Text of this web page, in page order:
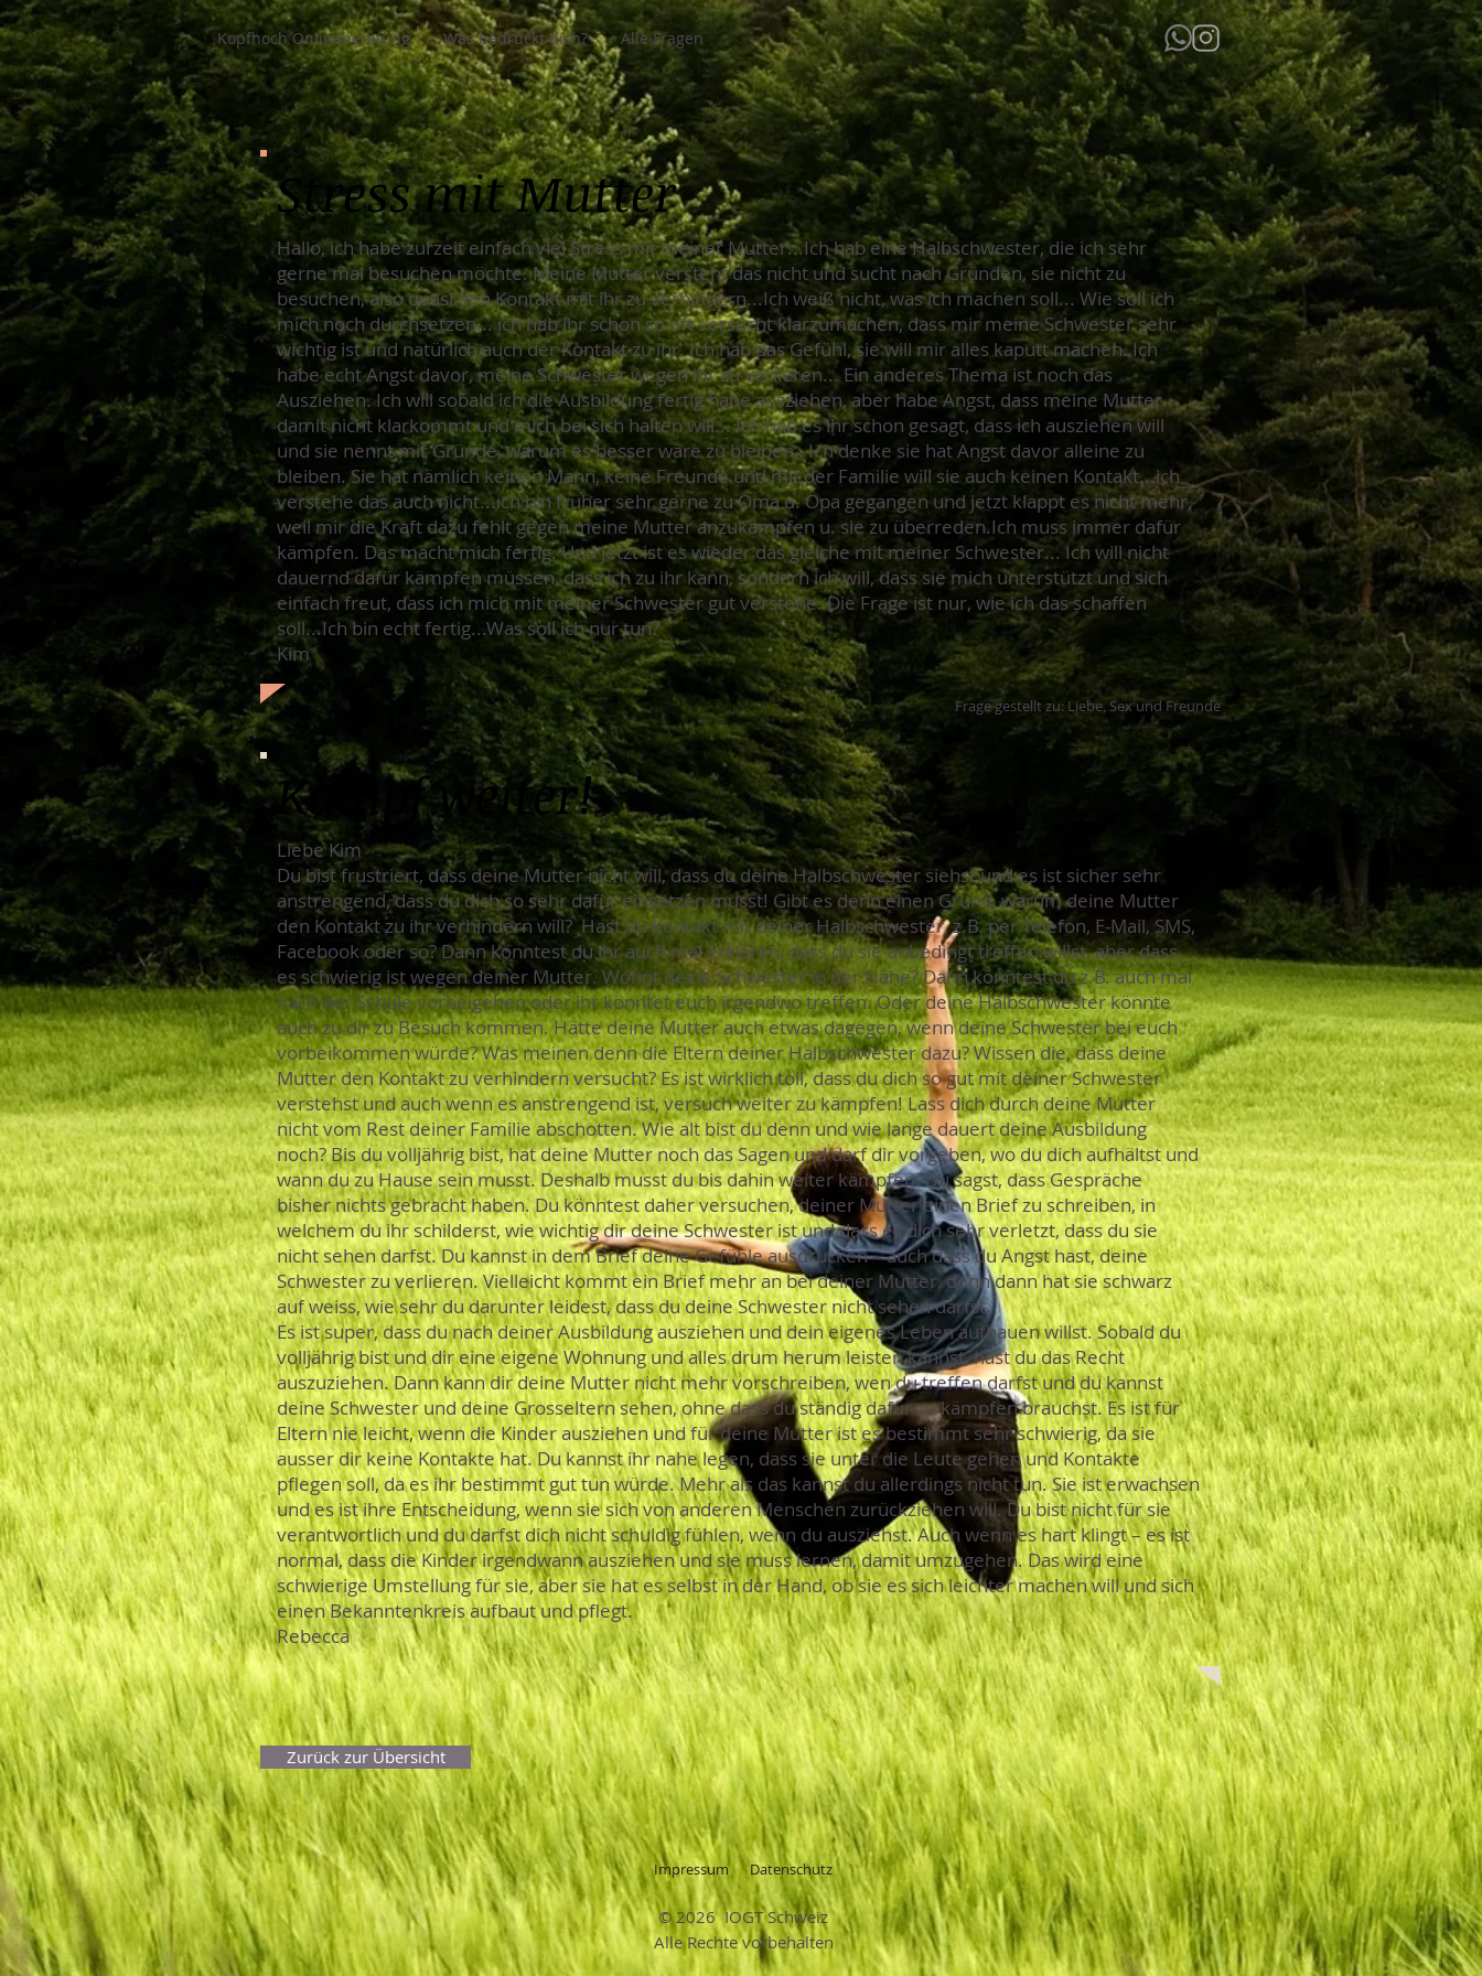
Kopfhoch Onlineberatung Was bedrückt dich? Alle Fragen
Stress mit Mutter
Hallo, ich habe zurzeit einfach viel Stress mit meiner Mutter...Ich hab eine Halbschwester, die ich sehr
gerne mal besuchen möchte. Meine Mutter versteht das nicht und sucht nach Gründen, sie nicht zu
besuchen, also quasi den Kontakt mit ihr zu verhindern...Ich weiß nicht, was ich machen soll... Wie soll ich
mich noch durchsetzen... ich hab ihr schon so oft versucht klarzumachen, dass mir meine Schwester sehr
wichtig ist und natürlich auch der Kontakt zu ihr. Ich hab das Gefühl, sie will mir alles kaputt machen. Ich
habe echt Angst davor, meine Schwester wegen ihr zu verlieren... Ein anderes Thema ist noch das
Ausziehen. Ich will sobald ich die Ausbildung fertig habe ausziehen, aber habe Angst, dass meine Mutter
damit nicht klarkommt und mich bei sich halten will... Ich hab es ihr schon gesagt, dass ich ausziehen will
und sie nennt mir Gründe, warum es besser wäre zu bleiben . Ich denke sie hat Angst davor alleine zu
bleiben. Sie hat nämlich keinen Mann, keine Freunde und mit der Familie will sie auch keinen Kontakt...ich
verstehe das auch nicht...ich bin früher sehr gerne zu Oma u. Opa gegangen und jetzt klappt es nicht mehr,
weil mir die Kraft dazu fehlt gegen meine Mutter anzukämpfen u. sie zu überreden.Ich muss immer dafür
kämpfen. Das macht mich fertig. Und jetzt ist es wieder das gleiche mit meiner Schwester... Ich will nicht
dauernd dafür kämpfen müssen, dass ich zu ihr kann, sondern ich will, dass sie mich unterstützt und sich
einfach freut, dass ich mich mit meiner Schwester gut verstehe. Die Frage ist nur, wie ich das schaffen
soll...Ich bin echt fertig...Was soll ich nur tun?
Kim
Frage gestellt zu: Liebe, Sex und Freunde
Kämpf weiter!
Liebe Kim
Du bist frustriert, dass deine Mutter nicht will, dass du deine Halbschwester siehst und es ist sicher sehr
anstrengend, dass du dich so sehr dafür einsetzen musst! Gibt es denn einen Grund, warum deine Mutter
den Kontakt zu ihr verhindern will? Hast du Kontakt mit deiner Halbschwester, z.B. per Telefon, E-Mail, SMS,
Facebook oder so? Dann könntest du ihr auch mal erklären, dass du sie unbedingt treffen willst, aber dass
es schwierig ist wegen deiner Mutter. Wohnt deine Schwester in der Nähe? Dann könntest du z.B. auch mal
nach der Schule vorbeigehen oder ihr könntet euch irgendwo treffen. Oder deine Halbschwester könnte
auch zu dir zu Besuch kommen. Hätte deine Mutter auch etwas dagegen, wenn deine Schwester bei euch
vorbeikommen würde? Was meinen denn die Eltern deiner Halbschwester dazu? Wissen die, dass deine
Mutter den Kontakt zu verhindern versucht? Es ist wirklich toll, dass du dich so gut mit deiner Schwester
verstehst und auch wenn es anstrengend ist, versuch weiter zu kämpfen! Lass dich durch deine Mutter
nicht vom Rest deiner Familie abschotten. Wie alt bist du denn und wie lange dauert deine Ausbildung
noch? Bis du volljährig bist, hat deine Mutter noch das Sagen und darf dir vorgeben, wo du dich aufhältst und
wann du zu Hause sein musst. Deshalb musst du bis dahin weiter kämpfen. Du sagst, dass Gespräche
bisher nichts gebracht haben. Du könntest daher versuchen, deiner Mutter einen Brief zu schreiben, in
welchem du ihr schilderst, wie wichtig dir deine Schwester ist und dass es dich sehr verletzt, dass du sie
nicht sehen darfst. Du kannst in dem Brief deine Gefühle ausdrücken – auch dass du Angst hast, deine
Schwester zu verlieren. Vielleicht kommt ein Brief mehr an bei deiner Mutter, denn dann hat sie schwarz
auf weiss, wie sehr du darunter leidest, dass du deine Schwester nicht sehen darfst.
Es ist super, dass du nach deiner Ausbildung ausziehen und dein eigenes Leben aufbauen willst. Sobald du
volljährig bist und dir eine eigene Wohnung und alles drum herum leisten kannst, hast du das Recht
auszuziehen. Dann kann dir deine Mutter nicht mehr vorschreiben, wen du treffen darfst und du kannst
deine Schwester und deine Grosseltern sehen, ohne dass du ständig dafür zu kämpfen brauchst. Es ist für
Eltern nie leicht, wenn die Kinder ausziehen und für deine Mutter ist es bestimmt sehr schwierig, da sie
ausser dir keine Kontakte hat. Du kannst ihr nahe legen, dass sie unter die Leute gehen und Kontakte
pflegen soll, da es ihr bestimmt gut tun würde. Mehr als das kannst du allerdings nicht tun. Sie ist erwachsen
und es ist ihre Entscheidung, wenn sie sich von anderen Menschen zurückziehen will. Du bist nicht für sie
verantwortlich und du darfst dich nicht schuldig fühlen, wenn du ausziehst. Auch wenn es hart klingt – es ist
normal, dass die Kinder irgendwann ausziehen und sie muss lernen, damit umzugehen. Das wird eine
schwierige Umstellung für sie, aber sie hat es selbst in der Hand, ob sie es sich leichter machen will und sich
einen Bekanntenkreis aufbaut und pflegt.
Rebecca
Zurück zur Übersicht
Impressum Datenschutz
© 2026 IOGT Schweiz
Alle Rechte vorbehalten